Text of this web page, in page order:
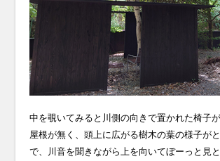
中を覗いてみると川側の向きで置かれた椅子
屋根が無く、頭上に広がる樹木の葉の様子が
で、川音を聞きながら上を向いてぼーっと見